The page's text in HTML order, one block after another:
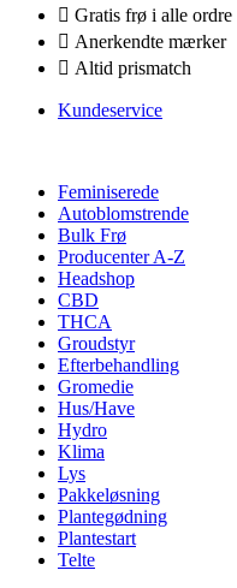
Gratis frø i alle ordre
Anerkendte mærker
Altid prismatch
Kundeservice
Feminiserede
Autoblomstrende
Bulk Frø
Producenter A-Z
Headshop
CBD
THCA
Groudstyr
Efterbehandling
Gromedie
Hus/Have
Hydro
Klima
Lys
Pakkeløsning
Plantegødning
Plantestart
Telte